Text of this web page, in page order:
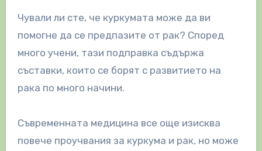
Чували ли сте, че куркумата може да ви
помогне да се предпазите от рак? Според
много учени, тази подправка съдържа
съставки, които се борят с развитието на
рака по много начини.
Съвременната медицина все още изисква
повече проучвания за куркума и рак, но може